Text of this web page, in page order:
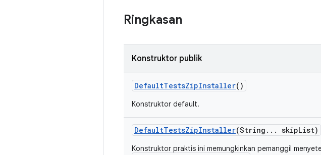
Ringkasan
Konstruktor publik
DefaultTestsZipInstaller()
Konstruktor default.
DefaultTestsZipInstaller(String . . . skipList)
Konstruktor praktis ini memungkinkan pemanggil